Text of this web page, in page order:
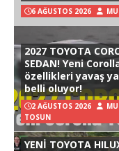
6 AĞUSTOS 2026
2027 TOYOTA
SEDAN! Yeni
özellikleri yavaş
belli oluyor!
2 AĞUSTOS 2026
TOSUN
YENİ TOYOTA